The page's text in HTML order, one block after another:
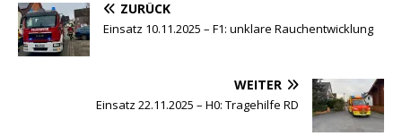
ZURÜCK
Einsatz 10.11.2025 – F1: unklare Rauchentwicklung
WEITER
Einsatz 22.11.2025 – H0: Tragehilfe RD